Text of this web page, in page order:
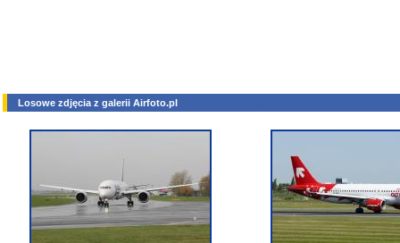
Losowe zdjęcia z galerii Airfoto.pl